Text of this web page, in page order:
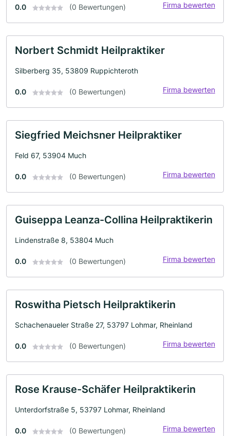
0.0 (0 Bewertungen) Firma bewerten
Norbert Schmidt Heilpraktiker
Silberberg 35, 53809 Ruppichteroth
0.0 (0 Bewertungen) Firma bewerten
Siegfried Meichsner Heilpraktiker
Feld 67, 53904 Much
0.0 (0 Bewertungen) Firma bewerten
Guiseppa Leanza-Collina Heilpraktikerin
Lindenstraße 8, 53804 Much
0.0 (0 Bewertungen) Firma bewerten
Roswitha Pietsch Heilpraktikerin
Schachenaueler Straße 27, 53797 Lohmar, Rheinland
0.0 (0 Bewertungen) Firma bewerten
Rose Krause-Schäfer Heilpraktikerin
Unterdorfstraße 5, 53797 Lohmar, Rheinland
0.0 (0 Bewertungen) Firma bewerten